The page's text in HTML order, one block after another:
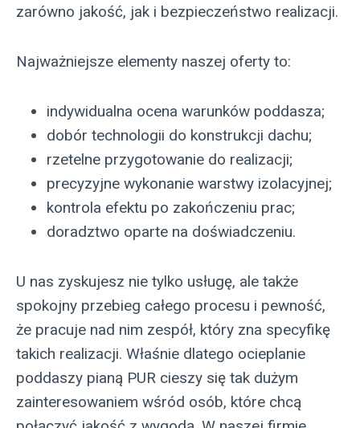
zarówno jakość, jak i bezpieczeństwo realizacji.
Najważniejsze elementy naszej oferty to:
indywidualna ocena warunków poddasza;
dobór technologii do konstrukcji dachu;
rzetelne przygotowanie do realizacji;
precyzyjne wykonanie warstwy izolacyjnej;
kontrola efektu po zakończeniu prac;
doradztwo oparte na doświadczeniu.
U nas zyskujesz nie tylko usługę, ale także
spokojny przebieg całego procesu i pewność,
że pracuje nad nim zespół, który zna specyfikę
takich realizacji. Właśnie dlatego ocieplanie
poddaszy pianą PUR cieszy się tak dużym
zainteresowaniem wśród osób, które chcą